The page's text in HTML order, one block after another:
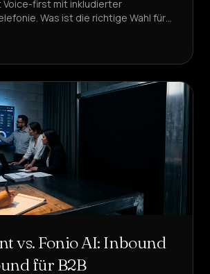
first mit inkludierter
Was ist die richtige Wahl für
vs. Fonio AI: Inbound
für B2B